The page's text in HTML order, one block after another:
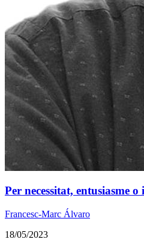
Per necessitat, entusiasme o
Francesc-Marc Álvaro
18/05/2023